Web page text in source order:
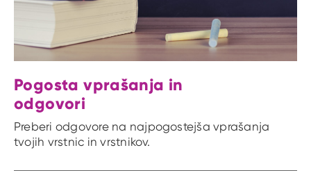
Pogosta vprašanja in
odgovori
Preberi odgovore na najpogostejša vprašanja
tvojih vrstnic in vrstnikov.